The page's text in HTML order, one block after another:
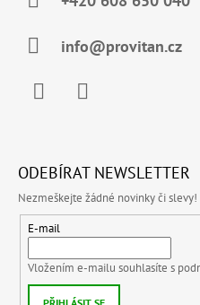
info@provitan.cz
ODEBÍRAT NEWSLETTER
Nezmeškejte žádné novinky či slevy!
E-mail
Vložením e-mailu souhlasíte s